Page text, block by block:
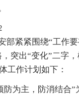
部紧紧围绕“工作
突出“变化”二字
工作计划如下：
防为主，防消结合”